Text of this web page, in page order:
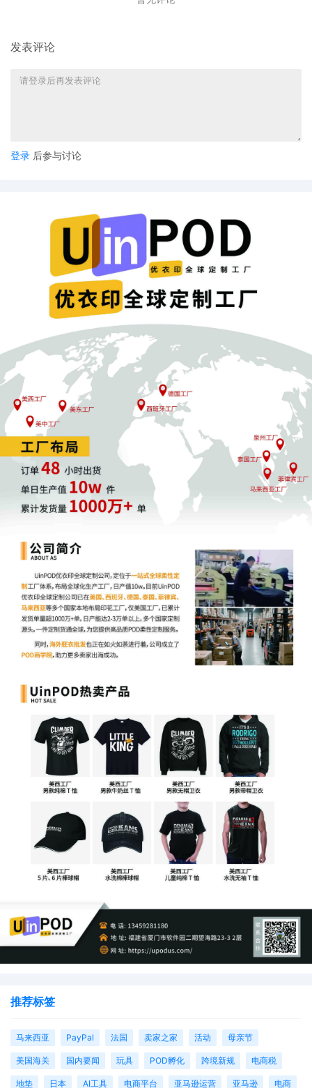
可争议的空间，但前提是被告必须自行或请代理人为自己的行
不知道卖家有没有这种体会或者听说过这样的情况：一款产
路飙升的时候，突然有一天，刊登被下架，帐号被封。
心里又要嘀咕了，凭什么大家都在卖，而倒霉的偏偏是我？
理，卖这个产品的卖家不止我一个，平台会不会存在“法不责
小亿只能说，谁也没有办法保证，现在还活蹦乱跳的帐号，
了，“全网都在卖的产品就一定安全”只是存在于自个儿的一厢
想要的目标对一些别有用心的海外代理人来说轻而易举，更
在这个节骨眼上，一抓一个准，简直就是兵不血刃。为了销
的肉了。所以，只要卖家卖的并不是自主开发的产品，
发表评论
登录 后参与讨论
推荐标签
马来西亚 PayPal 法国 卖家之家 活动 母亲节
美国海关 国内要闻 玩具 POD孵化 跨境新规 电商税
地垫 日本 AI工具 电商平台 亚马逊运营 亚马逊 电商